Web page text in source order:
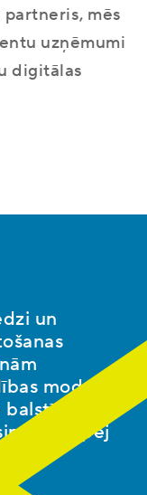
mēs
uzņēmumi
digitālas
un
modeli.
spēj